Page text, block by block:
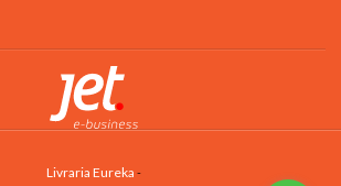
Livraria Eureka -